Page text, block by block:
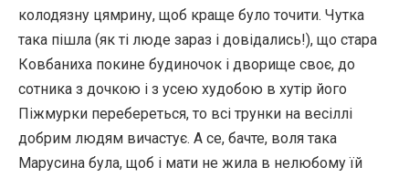
колодязну цямрину, щоб краще було точити. Чутка
така пішла (як ті люде зараз і довідались!), що стара
Ковбаниха покине будиночок і дворище своє, до
сотника з дочкою і з усею худобою в хутір його
Піжмурки перебереться, то всі трунки на весіллі
добрим людям вичастує. А се, бачте, воля така
Марусина була, щоб і мати не жила в нелюбому їй